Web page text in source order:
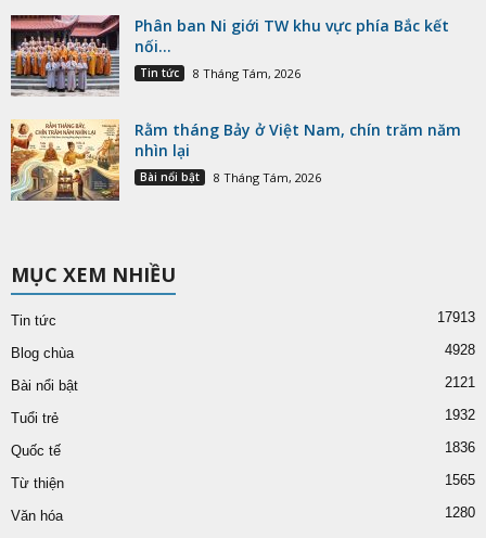
Phân ban Ni giới TW khu vực phía Bắc kết
nối...
Tin tức 8 Tháng Tám, 2026
Rằm tháng Bảy ở Việt Nam, chín trăm năm
nhìn lại
Bài nổi bật 8 Tháng Tám, 2026
MỤC XEM NHIỀU
Tin tức 17913
Blog chùa 4928
Bài nổi bật 2121
Tuổi trẻ 1932
Quốc tế 1836
Từ thiện 1565
Văn hóa 1280